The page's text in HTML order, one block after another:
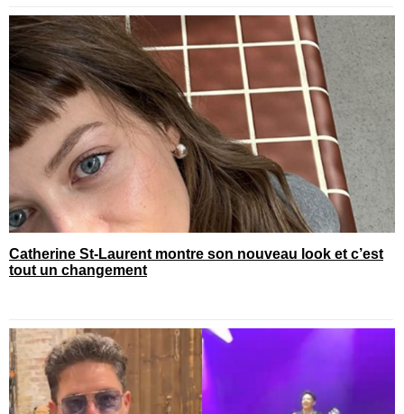
Catherine St-Laurent montre son nouveau look et c’est
tout un changement